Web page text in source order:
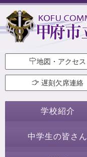
地図・アクセス
遅刻欠席連絡
学校紹介
中学生の皆さん